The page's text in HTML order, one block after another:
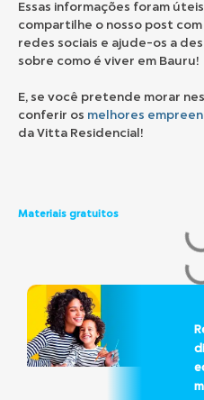
Essas informações foram
compartilhe o nosso post com
redes sociais e ajude-os a
sobre como é viver em Bauru!
E, se você pretende morar
conferir os melhores
da Vitta Residencial!
Materiais gratuitos